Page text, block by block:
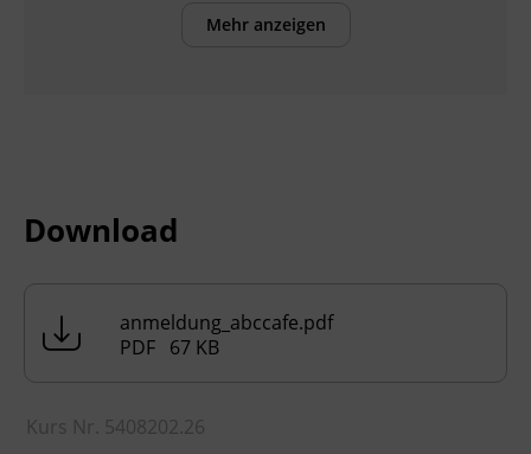
Inhalte
und Schrift
Verbessern der Aussprache und
Sprache in konkreten Alltagssituationen
Mehr anzeigen
Download
anmeldung_abccafe.pdf
PDF 67 KB
Kurs Nr. 5408202.26